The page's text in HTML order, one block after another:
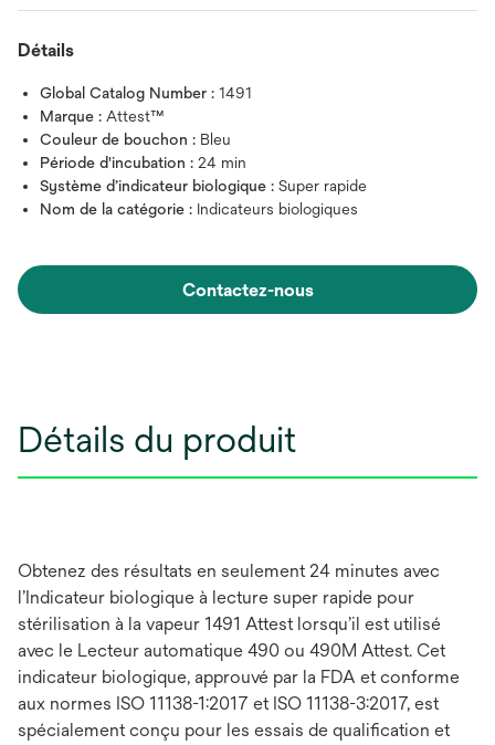
Détails
Global Catalog Number : 1491
Marque : Attest™
Couleur de bouchon : Bleu
Période d'incubation : 24 min
Système d’indicateur biologique : Super rapide
Nom de la catégorie : Indicateurs biologiques
Contactez-nous
Détails du produit
Obtenez des résultats en seulement 24 minutes avec
l’Indicateur biologique à lecture super rapide pour
stérilisation à la vapeur 1491 Attest lorsqu’il est utilisé
avec le Lecteur automatique 490 ou 490M Attest. Cet
indicateur biologique, approuvé par la FDA et conforme
aux normes ISO 11138-1:2017 et ISO 11138-3:2017, est
spécialement conçu pour les essais de qualification et